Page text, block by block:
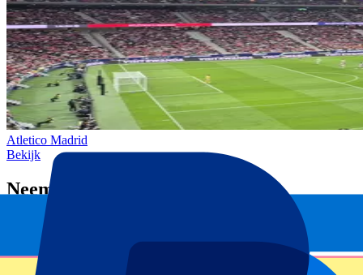
Atletico Madrid
Bekijk
Neem contact op
Heb je vragen of wil je meer details? We helpen je graag! Of je nu
op zoek bent naar meer informatie over onze diensten, hulp nodig
hebt bij een specifieke vraag of een offerte wilt ontvangen, neem
gerust contact met ons op.